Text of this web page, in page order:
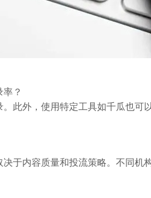
？
此外，使用特定工具如千瓜也可
于内容质量和投流策略。不同机